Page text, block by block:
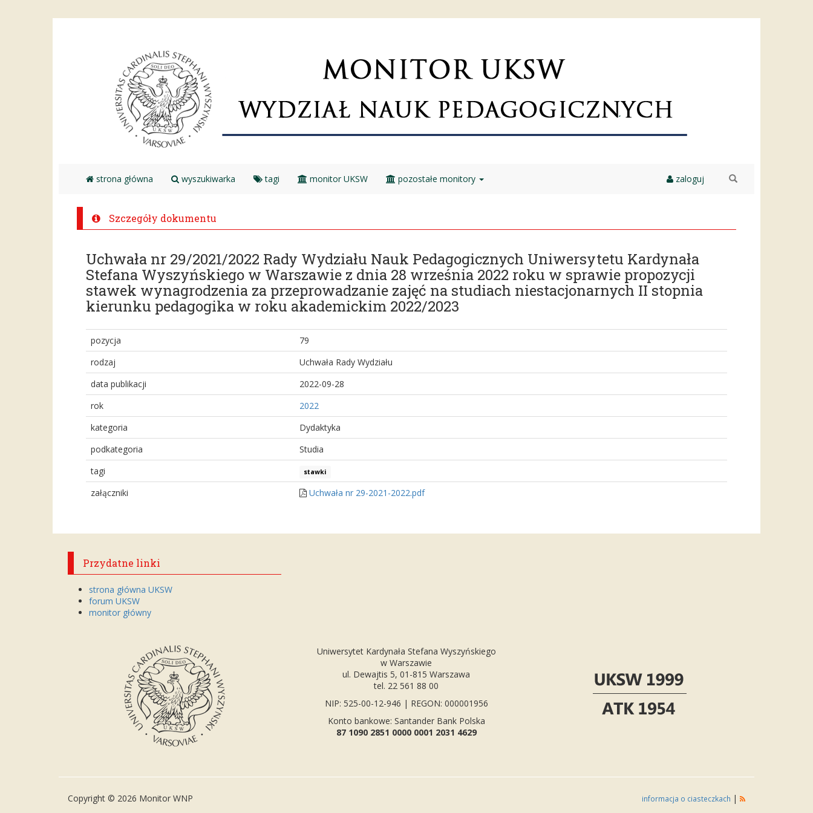
strona główna wyszukiwarka tagi monitor UKSW pozostałe monitory zaloguj
Szczegóły dokumentu
Uchwała nr 29/2021/2022 Rady Wydziału Nauk Pedagogicznych Uniwersytetu Kardynała
Stefana Wyszyńskiego w Warszawie z dnia 28 września 2022 roku w sprawie propozycji
stawek wynagrodzenia za przeprowadzanie zajęć na studiach niestacjonarnych II stopnia
kierunku pedagogika w roku akademickim 2022/2023
pozycja
79
rodzaj
Uchwała Rady Wydziału
data publikacji
2022-09-28
rok
2022
kategoria
Dydaktyka
podkategoria
Studia
tagi
stawki
załączniki Uchwała nr 29-2021-2022.pdf
Przydatne linki
strona główna UKSW
forum UKSW
monitor główny
Uniwersytet Kardynała Stefana Wyszyńskiego
w Warszawie
ul. Dewajtis 5, 01-815 Warszawa
tel. 22 561 88 00
NIP: 525-00-12-946 | REGON: 000001956
Konto bankowe: Santander Bank Polska
87 1090 2851 0000 0001 2031 4629
Copyright © 2026 Monitor WNP informacja o ciasteczkach |